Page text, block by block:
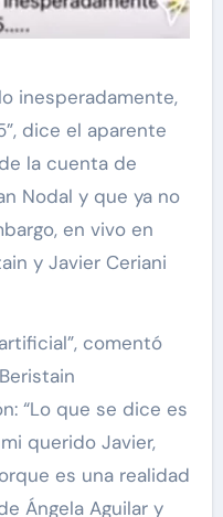
inesperadamente,
dice el aparente
la cuenta de
Nodal y que ya no
en vivo en
y Javier Ceriani
comentó
“Lo que se dice es
querido Javier,
es una realidad
Ángela Aguilar y